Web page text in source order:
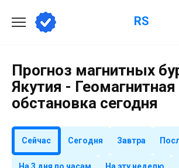
содержанию
RS
Прогноз магнитных
Якутия - Геомагнитная
обстановка сегодня
Сейчас Сегодня Завтра